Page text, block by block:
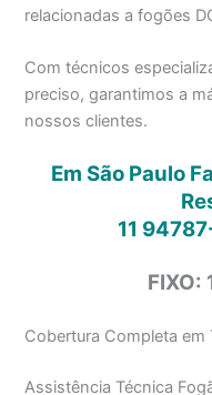
relacionadas a fogões
Com técnicos
preciso, garantimos a
nossos clientes.
Em São Paulo
11
Cobertura Completa em
Assistência Técnica